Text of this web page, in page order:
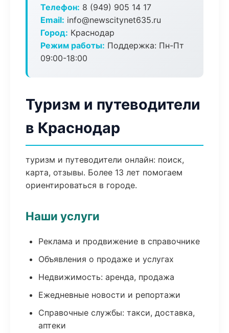
Телефон: 8 (949) 905 14 17
Email: info@newscitynet635.ru
Город: Краснодар
Режим работы: Поддержка: Пн-Пт
09:00-18:00
Туризм и путеводители
в Краснодар
туризм и путеводители онлайн: поиск,
карта, отзывы. Более 13 лет помогаем
ориентироваться в городе.
Наши услуги
Реклама и продвижение в справочнике
Объявления о продаже и услугах
Недвижимость: аренда, продажа
Ежедневные новости и репортажи
Справочные службы: такси, доставка,
аптеки